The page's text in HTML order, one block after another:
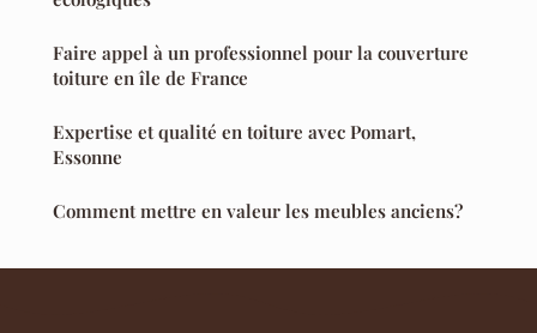
Faire appel à un professionnel pour la couverture
toiture en île de France
Expertise et qualité en toiture avec Pomart,
Essonne
Comment mettre en valeur les meubles anciens?